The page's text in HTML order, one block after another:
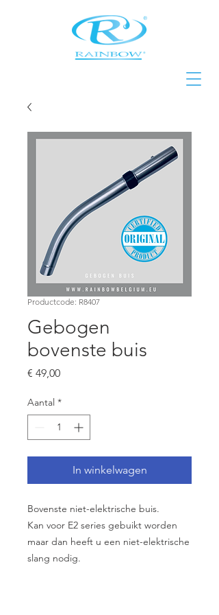
Productcode: R8407
Gebogen
bovenste buis
€ 49,00Prijs
Aantal *
In winkelwagen
Bovenste niet-elektrische buis.
Kan voor E2 series gebuikt worden
maar dan heeft u een niet-elektrische
slang nodig.